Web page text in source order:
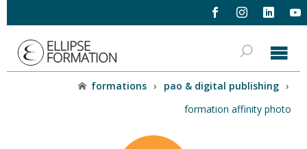
formations › pao & digital publishing ›
formation affinity photo